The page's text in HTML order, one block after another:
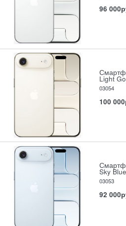
96 000
Light
03054
100 000
Sky
03053
92 000